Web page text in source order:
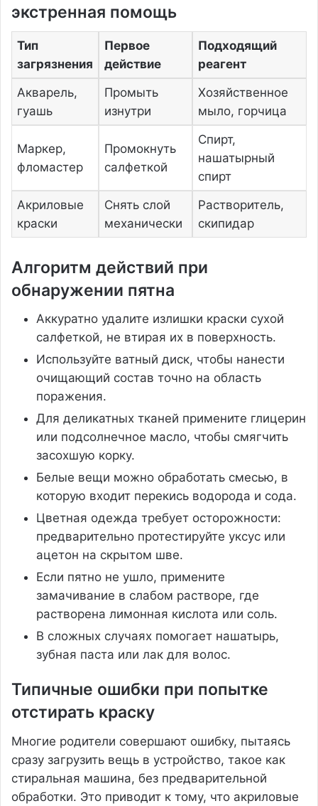
экстренная помощь
Тип
загрязнения
Первое
действие
Подходящий
реагент
Акварель,
гуашь
Промыть
изнутри
Хозяйственное
мыло, горчица
Маркер,
фломастер
Промокнуть
салфеткой
Спирт,
нашатырный
спирт
Акриловые
краски
Снять слой
механически
Растворитель,
скипидар
Алгоритм действий при
обнаружении пятна
Аккуратно удалите излишки краски сухой
салфеткой, не втирая их в поверхность.
Используйте ватный диск, чтобы нанести
очищающий состав точно на область
поражения.
Для деликатных тканей примените глицерин
или подсолнечное масло, чтобы смягчить
засохшую корку.
Белые вещи можно обработать смесью, в
которую входит перекись водорода и сода.
Цветная одежда требует осторожности:
предварительно протестируйте уксус или
ацетон на скрытом шве.
Если пятно не ушло, примените
замачивание в слабом растворе, где
растворена лимонная кислота или соль.
В сложных случаях помогает нашатырь,
зубная паста или лак для волос.
Типичные ошибки при попытке
отстирать краску
Многие родители совершают ошибку, пытаясь
сразу загрузить вещь в устройство, такое как
стиральная машина, без предварительной
обработки. Это приводит к тому, что акриловые